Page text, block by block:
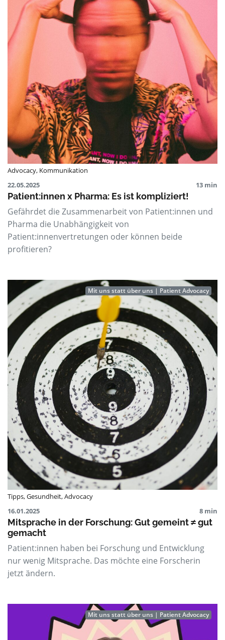
Advocacy, Kommunikation
22.05.2025
13 min
Patient:innen x Pharma: Es ist kompliziert!
Gefährdet die Zusammenarbeit von Patient:innen und
Pharma die Unabhängigkeit von
Patient:innenvertretungen oder können beide
profitieren?
Mit uns statt über uns | Patient Advocacy
Tipps,Gesundheit,Advocacy
16.01.2025
8 min
Mitsprache in der Forschung: Gut gemeint ≠ gut
gemacht
Patient:innen haben bei Forschung und Entwicklung
nur wenig Mitsprache. Das möchte eine Forscherin
jetzt ändern.
Mit uns statt über uns | Patient Advocacy